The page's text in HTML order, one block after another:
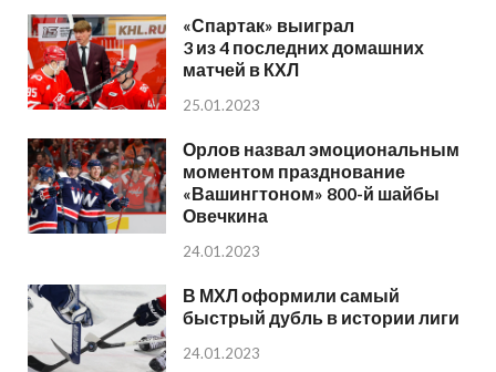
«Спартак» выиграл
3 из 4 последних домашних
матчей в КХЛ
25.01.2023
Орлов назвал эмоциональным
моментом празднование
«Вашингтоном» 800-й шайбы
Овечкина
24.01.2023
В МХЛ оформили самый
быстрый дубль в истории лиги
24.01.2023